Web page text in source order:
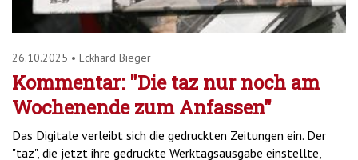
26.10.2025 • Eckhard Bieger
Kommentar: "Die taz nur noch am
Wochenende zum Anfassen"
Das Digitale verleibt sich die gedruckten Zeitungen ein. Der
"taz", die jetzt ihre gedruckte Werktagsausgabe einstellte,